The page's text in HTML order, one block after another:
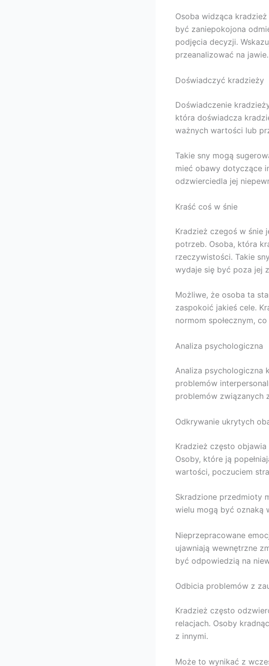
Osoba widząca
być zaniepokojona
podjęcia decyzji.
przeanalizować na jawie.
Doświadczyć kradzieży
Doświadczenie
która doświadcza
ważnych wartości lub
Takie sny mogą
mieć obawy dotyczące
odzwierciedla jej
Kraść coś w śnie
Kradzież czegoś w śnie
potrzeb. Osoba, która
rzeczywistości. Takie
wydaje się być poza jej
Możliwe, że osoba ta
zaspokoić jakieś cele.
normom społecznym,
Analiza psychologiczna
Analiza psychologiczna
problemów
problemów związanych
Odkrywanie ukrytych
Kradzież często
Osoby, które ją
wartości, poczuciem
Skradzione przedmioty
wielu mogą być oznaką
Nieprzepracowane
ujawniają wewnętrzne
być odpowiedzią na
Odbicia problemów z
Kradzież często
relacjach. Osoby
z innymi.
Może to wynikać z